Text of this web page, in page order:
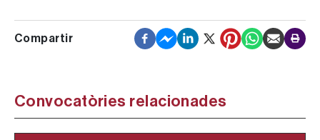
Convocatòries relacionades